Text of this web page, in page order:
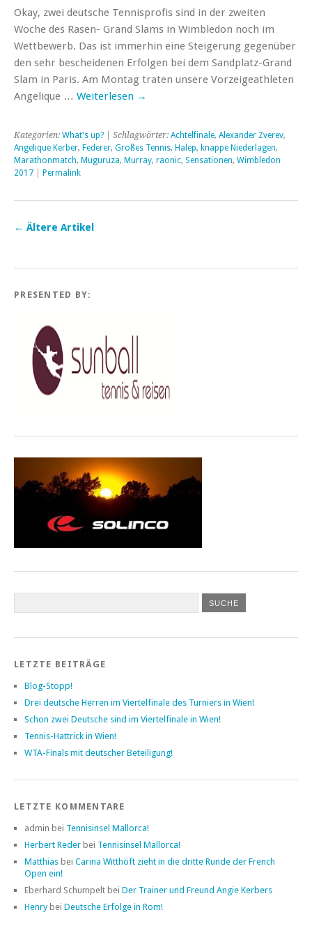
Okay, zwei deutsche Tennisprofis sind in der zweiten
Woche des Rasen- Grand Slams in Wimbledon noch im
Wettbewerb. Das ist immerhin eine Steigerung gegenüber
den sehr bescheidenen Erfolgen bei dem Sandplatz-Grand
Slam in Paris. Am Montag traten unsere Vorzeigeathleten
Angelique … Weiterlesen →
Kategorien: What's up? | Schlagwörter: Achtelfinale, Alexander Zverev,
Angelique Kerber, Federer, Großes Tennis, Halep, knappe Niederlagen,
Marathonmatch, Muguruza, Murray, raonic, Sensationen, Wimbledon
2017
Permalink
← Ältere Artikel
PRESENTED BY:
LETZTE BEITRÄGE
Blog-Stopp!
Drei deutsche Herren im Viertelfinale des Turniers in Wien!
Schon zwei Deutsche sind im Viertelfinale in Wien!
Tennis-Hattrick in Wien!
WTA-Finals mit deutscher Beteiligung!
LETZTE KOMMENTARE
admin bei Tennisinsel Mallorca!
Herbert Reder bei Tennisinsel Mallorca!
Matthias bei Carina Witthöft zieht in die dritte Runde der French
Open ein!
Eberhard Schumpelt bei Der Trainer und Freund Angie Kerbers
Henry bei Deutsche Erfolge in Rom!